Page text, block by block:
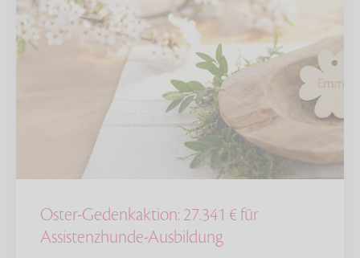
Oster-Gedenkaktion: 27.341 € für
Assistenzhunde-Ausbildung